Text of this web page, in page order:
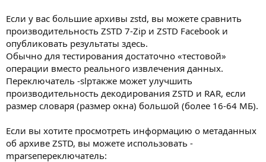
Если у вас большие архивы zstd, вы можете сравнить
производительность ZSTD 7-Zip и ZSTD Facebook и
опубликовать результаты здесь.
Обычно для тестирования достаточно «тестовой»
операции вместо реального извлечения данных.
Переключатель -slpтакже может улучшить
производительность декодирования ZSTD и RAR, если
размер словаря (размер окна) большой (более 16-64 МБ).
Если вы хотите просмотреть информацию о метаданных
об архиве ZSTD, вы можете использовать -
mparseпереключатель: